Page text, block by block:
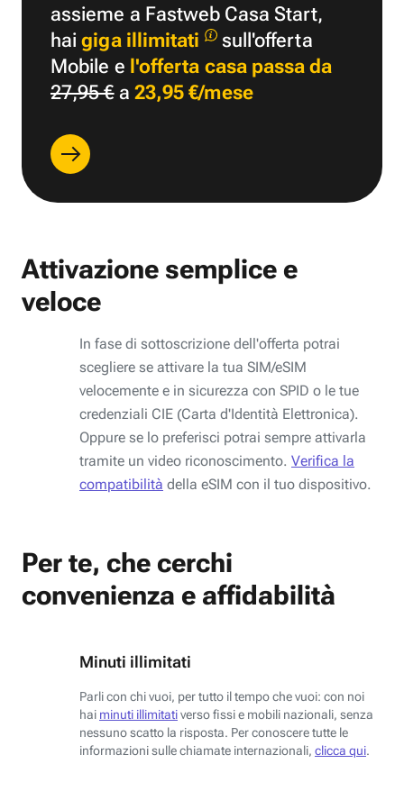
assieme a Fastweb Casa Start,
haigiga illimitati
sull'offerta
Mobile e l'offerta casa passa da
27,95 €a 23,95 €/mese
Attivazione semplice e
veloce
In fase di sottoscrizione dell'offerta potrai
scegliere se attivare la tua SIM/eSIM
velocemente e in sicurezza con SPID o le tue
credenziali CIE (Carta d'Identità Elettronica).
Oppure se lo preferisci potrai sempre attivarla
tramite un video riconoscimento. Verifica la
compatibilità della eSIM con il tuo dispositivo.
Per te, che cerchi
convenienza e affidabilità
Minuti illimitati
Parli con chi vuoi, per tutto il tempo che vuoi: con noi
hai minuti illimitativerso fissi e mobili nazionali, senza
nessuno scatto la risposta. Per conoscere tutte le
informazioni sulle chiamate internazionali, clicca qui.